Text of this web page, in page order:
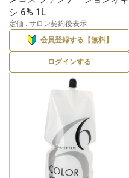
シ 6% 1L
定価 : サロン契約後表示
会員登録する【無料】
ログインする